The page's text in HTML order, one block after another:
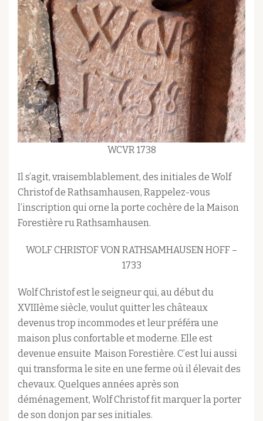
WCVR 1738
Il s’agit, vraisemblablement, des initiales de Wolf
Christof de Rathsamhausen, Rappelez-vous
l’inscription qui orne la porte cochère de la Maison
Forestière ru Rathsamhausen.
WOLF CHRISTOF VON RATHSAMHAUSEN HOFF –
1733
Wolf Christof est le seigneur qui, au début du
XVIIIème siècle, voulut quitter les châteaux
devenus trop incommodes et leur préféra une
maison plus confortable et moderne. Elle est
devenue ensuite Maison Forestière. C’est lui aussi
qui transforma le site en une ferme où il élevait des
chevaux. Quelques années après son
déménagement, Wolf Christof fit marquer la porter
de son donjon par ses initiales.